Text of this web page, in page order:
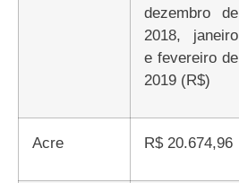
dezembro de
2018, janeiro
e fevereiro de
2019 (R$)
Acre R$ 20.674,96